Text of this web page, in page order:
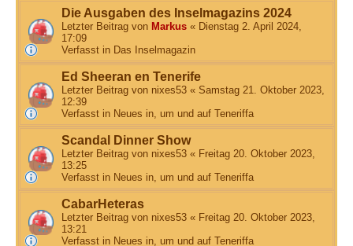
Die Ausgaben des Inselmagazins 2024
Letzter Beitrag von Markus « Dienstag 2. April 2024,
17:09
Verfasst in Das Inselmagazin
Ed Sheeran en Tenerife
Letzter Beitrag von nixes53 « Samstag 21. Oktober 2023,
12:39
Verfasst in Neues in, um und auf Teneriffa
Scandal Dinner Show
Letzter Beitrag von nixes53 « Freitag 20. Oktober 2023,
13:25
Verfasst in Neues in, um und auf Teneriffa
CabarHeteras
Letzter Beitrag von nixes53 « Freitag 20. Oktober 2023,
13:21
Verfasst in Neues in, um und auf Teneriffa